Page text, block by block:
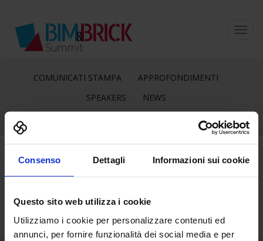
Consenso Dettagli Informazioni sui cookie
Questo sito web utilizza i cookie
Utilizziamo i cookie per personalizzare contenuti ed
annunci, per fornire funzionalità dei social media e per
COMUNICATI STAMPA
APPROFONDIMENTI
SPEAKERS
NEWS